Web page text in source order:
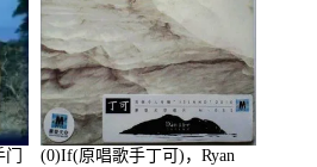
(0)If(原唱歌手丁可)，Ryan